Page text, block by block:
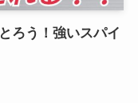
ろう！強いスパイ